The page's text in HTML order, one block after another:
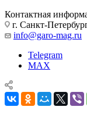
Контактная
г. Санкт-
info@garo-mag.ru
Telegram
MAX